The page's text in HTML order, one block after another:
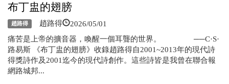
布丁盅的翅膀
趙路得 趙路得 2026/05/01
痛苦是上帝的擴音器，喚醒一個耳聾的世界。 ──C·S·
路易斯 《布丁盅的翅膀》收錄趙路得自2001~2013年的現代詩
得獎詩作及2001迄今的現代詩創作。這些詩皆是我曾在聯合報
網路城邦...